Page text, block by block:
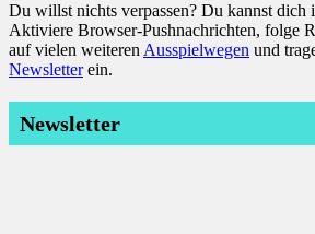
Du willst nichts verpassen? Du kannst dich
Aktiviere Browser-Pushnachrichten, folge
auf vielen weiteren Ausspielwegen und
Newsletterein.
Newsletter